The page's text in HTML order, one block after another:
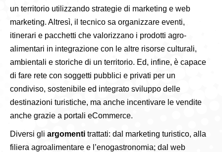
un territorio utilizzando strategie di marketing e web
marketing. Altresì, il tecnico sa organizzare eventi,
itinerari e pacchetti che valorizzano i prodotti agro-
alimentari in integrazione con le altre risorse culturali,
ambientali e storiche di un territorio. Ed, infine, è capace
di fare rete con soggetti pubblici e privati per un
condiviso, sostenibile ed integrato sviluppo delle
destinazioni turistiche, ma anche incentivare le vendite
anche grazie a portali eCommerce.
Diversi gli argomenti trattati: dal marketing turistico, alla
filiera agroalimentare e l’enogastronomia; dal web